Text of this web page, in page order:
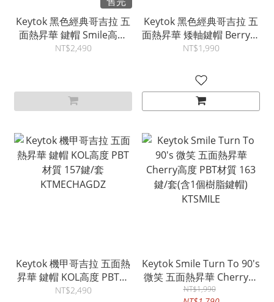
Keytok 黑色經典哥吉拉 五
面熱昇華 鍵帽 Smile高度
PBT材質 173鍵/套
NT$2,490
Keytok 黑色經典哥吉拉 五
面熱昇華 矮軸鍵帽 Berry高
度 PBT材質 173鍵/套
NT$1,990
Keytok 機甲哥吉拉 五面熱
昇華 鍵帽 KOL高度 PBT材
質 157鍵/套
NT$2,490
Keytok Smile Turn To 90's
微笑 五面熱昇華 Cherry高
度 PBT材質 163鍵/套(含1
NT$1,990